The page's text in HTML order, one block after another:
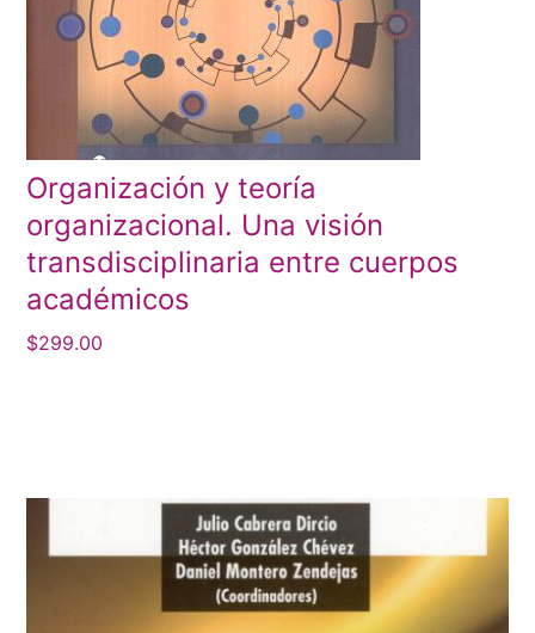
Organización y teoría
organizacional. Una visión
transdisciplinaria entre cuerpos
académicos
$299.00